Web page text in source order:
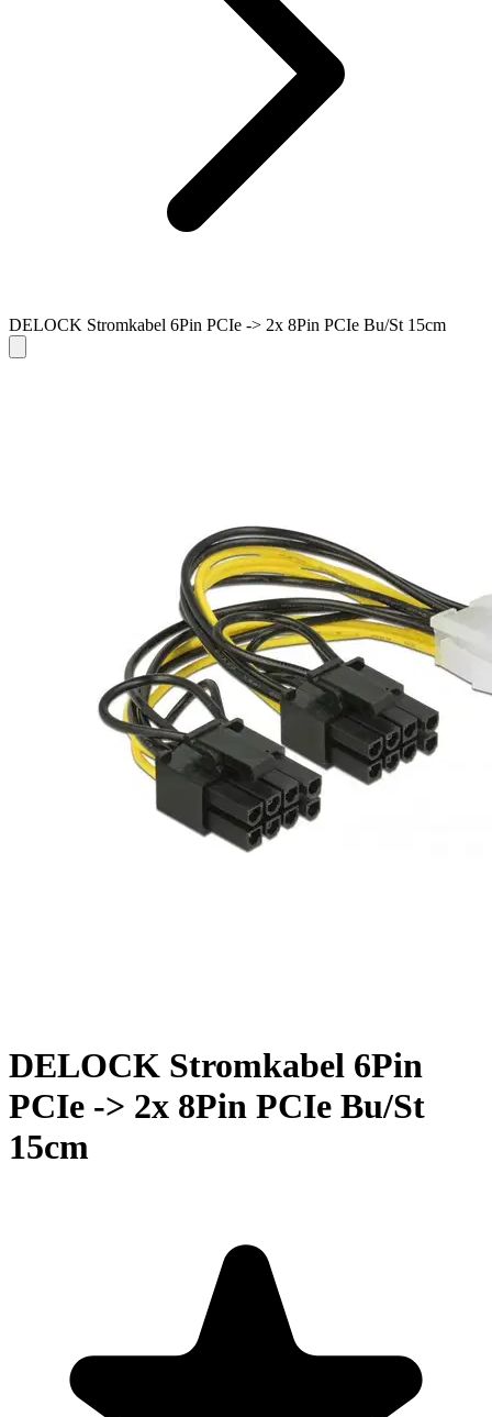
DELOCK Stromkabel 6Pin PCIe -> 2x 8Pin PCIe Bu/St 15cm
DELOCK Stromkabel 6Pin
PCIe -> 2x 8Pin PCIe Bu/St
15cm